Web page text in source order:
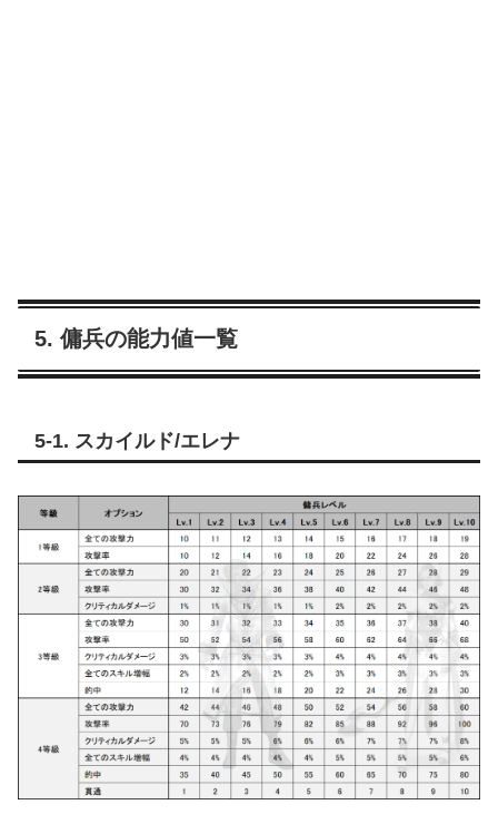
5. 傭兵の能力値一覧
5-1. スカイルド/エレナ